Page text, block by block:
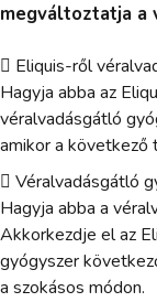
megváltoztatja a
 Eliquis-ről
Hagyja abba az
véralvadásgátló
amikor a
 Véralvadásgátló
Hagyja abba a
Akkorkezdje el az
gyógyszer
a szokásos módon.